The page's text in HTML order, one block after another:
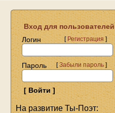
Вход для пользователей
Логин
[Регистрация]
Пароль [Забыли пароль]
На развитие Ты-Поэт: